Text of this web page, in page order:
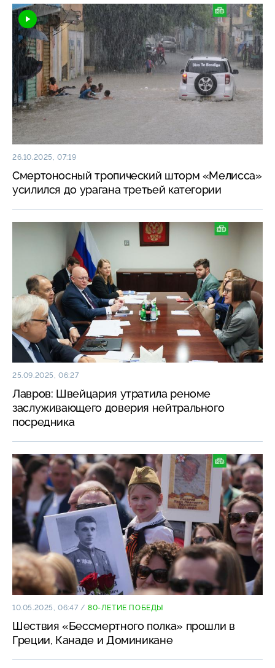
26.10.2025, 07:19
Смертоносный тропический шторм «Мелисса»
усилился до урагана третьей категории
25.09.2025, 06:27
Лавров: Швейцария утратила реноме
заслуживающего доверия нейтрального
посредника
10.05.2025, 06:47/80-ЛЕТИЕ ПОБЕДЫ
Шествия «Бессмертного полка» прошли в
Греции, Канаде и Доминикане